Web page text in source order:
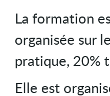
La formation
organisée sur
pratique, 20%
Elle est